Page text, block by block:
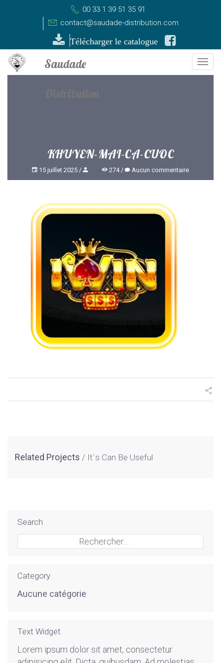
00 33 1 39 51 35 91
contact@saudade-distribution.com
Télécharger le catalogue
KHUYEN-MAI-CA-CUOC
15 juillet 2025 274 Aucun commentaire
Related Projects It`s Can Be Useful
Search
Category
Aucune catégorie
Text Widget
Lorem ipsum dolor sit amet, consectetur